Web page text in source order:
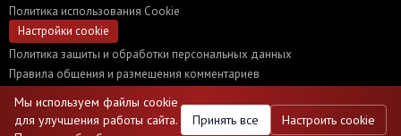
Политика использования Cookie
Настройки cookie
Политика защиты и обработки персональных данных
Правила общения и размещения комментариев
Мы используем файлы cookie
для улучшения работы сайта.
Принять все Настроить cookie